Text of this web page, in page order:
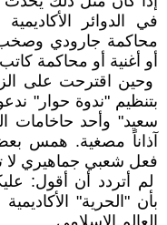
في الدوائر
محاكمة جارودي وصخب
أو أغنية أو محاكمة
وحين اقترحت على
بتنظيم "ندوة حوار"
سعيد" وأحد حاخامات
آذاناً مصغية. همس
فعل شعبي جماهيري لا
لم أتردد أن أقول:
بأن "الحرية"